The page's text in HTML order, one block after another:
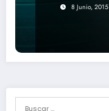
8 Junio, 2015